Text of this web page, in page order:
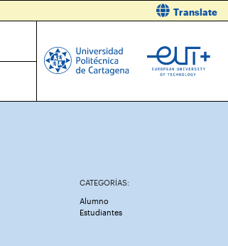
Translate
CATEGORÍAS:
Alumno
Estudiantes